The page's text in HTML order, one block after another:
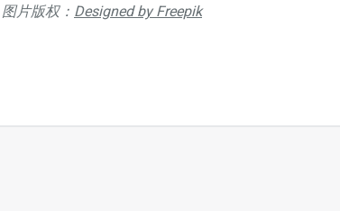
图片版权： Designed by Freepik